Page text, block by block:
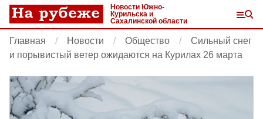
Новости Южно-
Курильска и
Сахалинской области
Главная Новости Общество
Сильный снег
и порывистый ветер ожидаются на Курилах 26 марта